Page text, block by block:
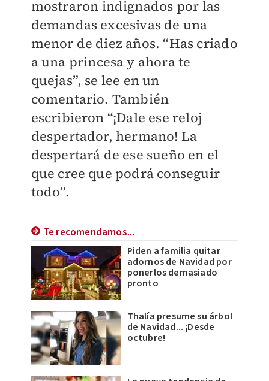
mostraron indignados por las
demandas excesivas de una
menor de diez años. “Has criado
a una princesa y ahora te
quejas”, se lee en un
comentario. También
escribieron “¡Dale ese reloj
despertador, hermano! La
despertará de ese sueño en el
que cree que podrá conseguir
todo”.
Te recomendamos...
Piden a familia quitar
adornos de Navidad por
ponerlos demasiado
pronto
Thalía presume su árbol
de Navidad... ¡Desde
octubre!